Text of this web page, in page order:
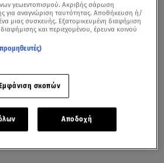
γεωεντοπισμού. Ακριβής σάρωση
για αναγνώριση ταυτότητας. Αποθήκευση ή/
μιας συσκευής. Εξατομικευμένη διαφήμιση
και περιεχομένου, έρευνα κοινού
σκοπών
Αποδοχή